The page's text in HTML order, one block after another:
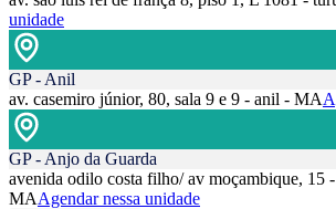
unidade
GP - Anil
av. casemiro júnior, 80, sala 9 e 9 - anil - MA
GP - Anjo da Guarda
avenida odilo costa filho/ av moçambique, 15
MAAgendar nessa unidade